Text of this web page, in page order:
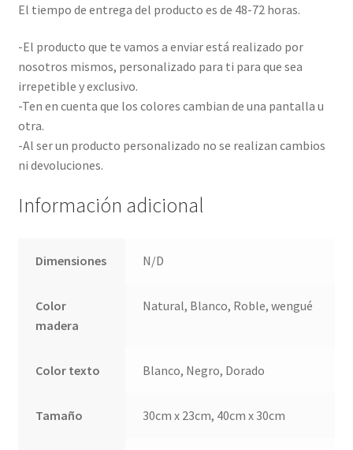
El tiempo de entrega del producto es de 48-72 horas.
-El producto que te vamos a enviar está realizado por
nosotros mismos, personalizado para ti para que sea
irrepetible y exclusivo.
-Ten en cuenta que los colores cambian de una pantalla u
otra.
-Al ser un producto personalizado no se realizan cambios
ni devoluciones.
Información adicional
Dimensiones N/D
Color
madera
Natural, Blanco, Roble, wengué
Color texto Blanco, Negro, Dorado
Tamaño 30cm x 23cm, 40cm x 30cm